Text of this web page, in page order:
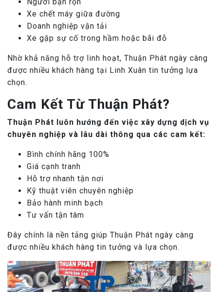
Xe chết máy giữa đường
Doanh nghiệp vận tải
Xe gặp sự cố trong hầm hoặc bãi đỗ
Nhờ khả năng hỗ trợ linh hoạt, Thuận Phát ngày càng
được nhiều khách hàng tại Linh Xuân tin tưởng lựa
chọn.
Cam Kết Từ Thuận Phát?
Thuận Phát luôn hướng đến việc xây dựng dịch vụ
chuyên nghiệp và lâu dài thông qua các cam kết:
Bình chính hãng 100%
Giá cạnh tranh
Hỗ trợ nhanh tận nơi
Kỹ thuật viên chuyên nghiệp
Bảo hành minh bạch
Tư vấn tận tâm
Đây chính là nền tảng giúp Thuận Phát ngày càng
được nhiều khách hàng tin tưởng và lựa chọn.